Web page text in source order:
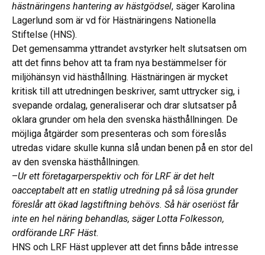
hästnäringens hantering av hästgödsel, säger Karolina
Lagerlund som är vd för Hästnäringens Nationella
Stiftelse (HNS).
Det gemensamma yttrandet avstyrker helt slutsatsen om
att det finns behov att ta fram nya bestämmelser för
miljöhänsyn vid hästhållning. Hästnäringen är mycket
kritisk till att utredningen beskriver, samt uttrycker sig, i
svepande ordalag, generaliserar och drar slutsatser på
oklara grunder om hela den svenska hästhållningen. De
möjliga åtgärder som presenteras och som föreslås
utredas vidare skulle kunna slå undan benen på en stor del
av den svenska hästhållningen.
–Ur ett företagarperspektiv och för LRF är det helt
oacceptabelt att en statlig utredning på så lösa grunder
föreslår att ökad lagstiftning behövs. Så här oseriöst får
inte en hel näring behandlas, säger Lotta Folkesson,
ordförande LRF Häst.
HNS och LRF Häst upplever att det finns både intresse